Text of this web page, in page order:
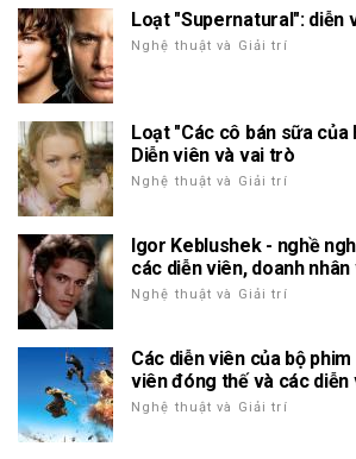
Loạt "Supernatural": diễn
Nghệ thuật và Giải trí
Loạt "Các cô bán sữa
Diễn viên và vai trò
Nghệ thuật và Giải trí
Igor Keblushek - nghề
các diễn viên, doanh
Nghệ thuật và Giải trí
Các diễn viên của bộ phim
viên đóng thế và các diễn
Nghệ thuật và Giải trí